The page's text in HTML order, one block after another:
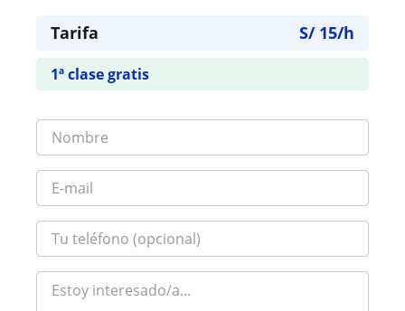
Tarifa S/ 15/h
1ª clase gratis